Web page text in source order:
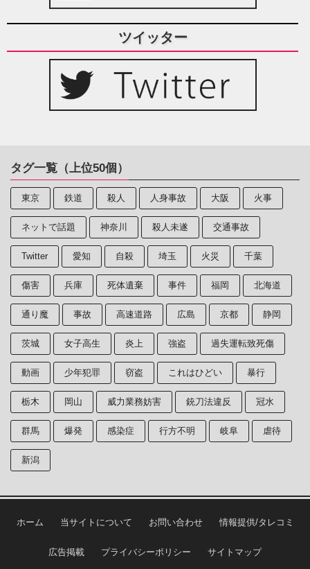
ツイッター
タグ一覧（上位50個）
東京 鉄道 殺人 人身事故 大阪 火事
ネットで話題 神奈川 殺人未遂 交通事故
Twitter 愛知 自殺 埼玉 火災 千葉
傷害 兵庫 死体遺棄 事件 福岡 北海道
通り魔 事故 高速道路 広島 京都 静岡
茨城 女子高生 炎上 強盗 過失運転致死傷
動画 少年犯罪 窃盗 これはひどい 暴行
栃木 岡山 威力業務妨害 銃刀法違反 冠水
群馬 爆発 感染症 行方不明 岐阜 虐待
新潟
ホーム 当サイトについて お問い合わせ 情報提供/タレコミ
広告掲載 プライバシーポリシー サイトマップ